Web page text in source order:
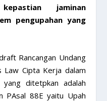
jaminan
pengupahan yang
Rancangan Undang
Law Cipta Kerja dalam
ditetpkan adalah
PAsal 88E yaitu Upah